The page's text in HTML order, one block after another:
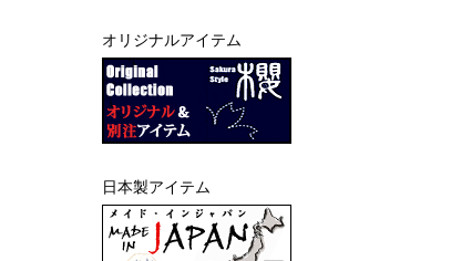
オリジナルアイテム
日本製アイテム